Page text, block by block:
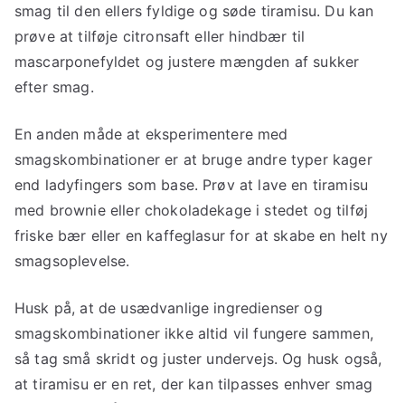
smag til den ellers fyldige og søde tiramisu. Du kan
prøve at tilføje citronsaft eller hindbær til
mascarponefyldet og justere mængden af sukker
efter smag.
En anden måde at eksperimentere med
smagskombinationer er at bruge andre typer kager
end ladyfingers som base. Prøv at lave en tiramisu
med brownie eller chokoladekage i stedet og tilføj
friske bær eller en kaffeglasur for at skabe en helt ny
smagsoplevelse.
Husk på, at de usædvanlige ingredienser og
smagskombinationer ikke altid vil fungere sammen,
så tag små skridt og juster undervejs. Og husk også,
at tiramisu er en ret, der kan tilpasses enhver smag